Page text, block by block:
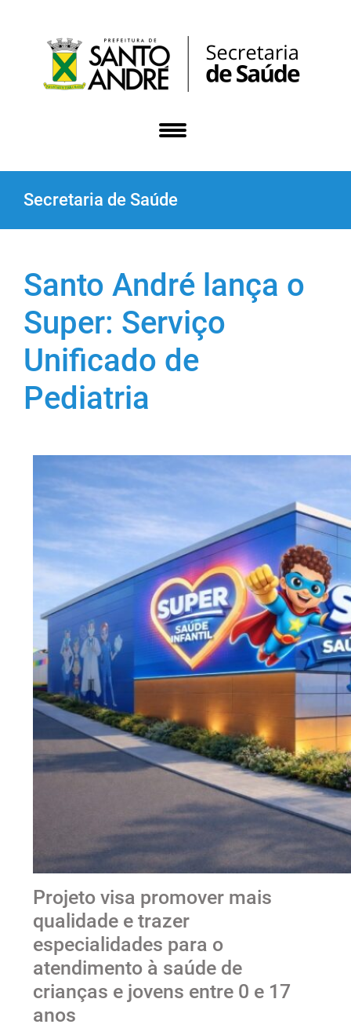
Secretaria de Saúde
Santo André lança o
Super: Serviço
Unificado de
Pediatria
Projeto visa promover mais
qualidade e trazer
especialidades para o
atendimento à saúde de
crianças e jovens entre 0 e 17
anos